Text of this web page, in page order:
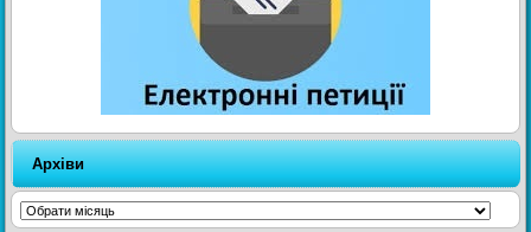
Архіви
Архіви